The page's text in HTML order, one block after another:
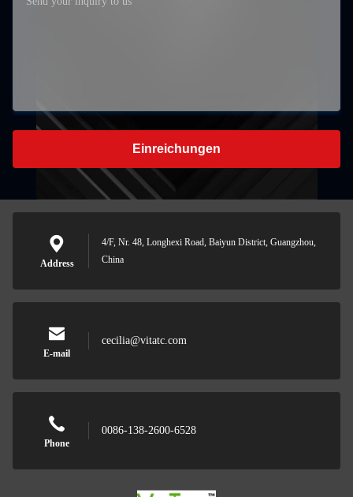
Einreichungen
Address
4/F, Nr. 48, Longhexi Road, Baiyun District, Guangzhou,
China
E-mail
cecilia@vitatc.com
Phone
0086-138-2600-6528